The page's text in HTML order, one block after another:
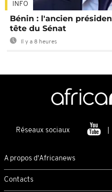
INFO
Bénin : l'ancien
tête du Sénat
Il y a 8 heures
Réseaux sociaux
A propos d'Africanews
Contacts